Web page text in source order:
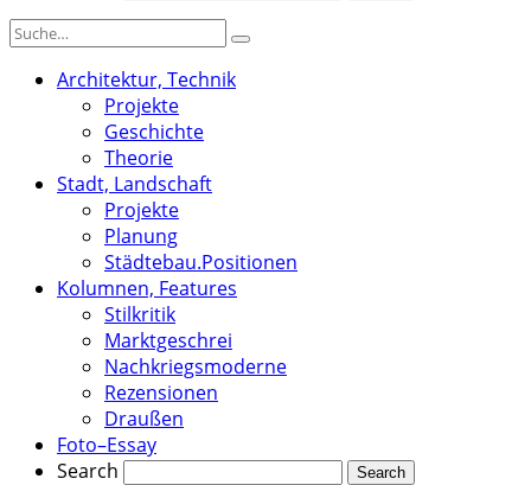
Architektur, Technik
Projekte
Geschichte
Theorie
Stadt, Landschaft
Projekte
Planung
Städtebau.Positionen
Kolumnen, Features
Stilkritik
Marktgeschrei
Nachkriegsmoderne
Rezensionen
Draußen
Foto–Essay
Search